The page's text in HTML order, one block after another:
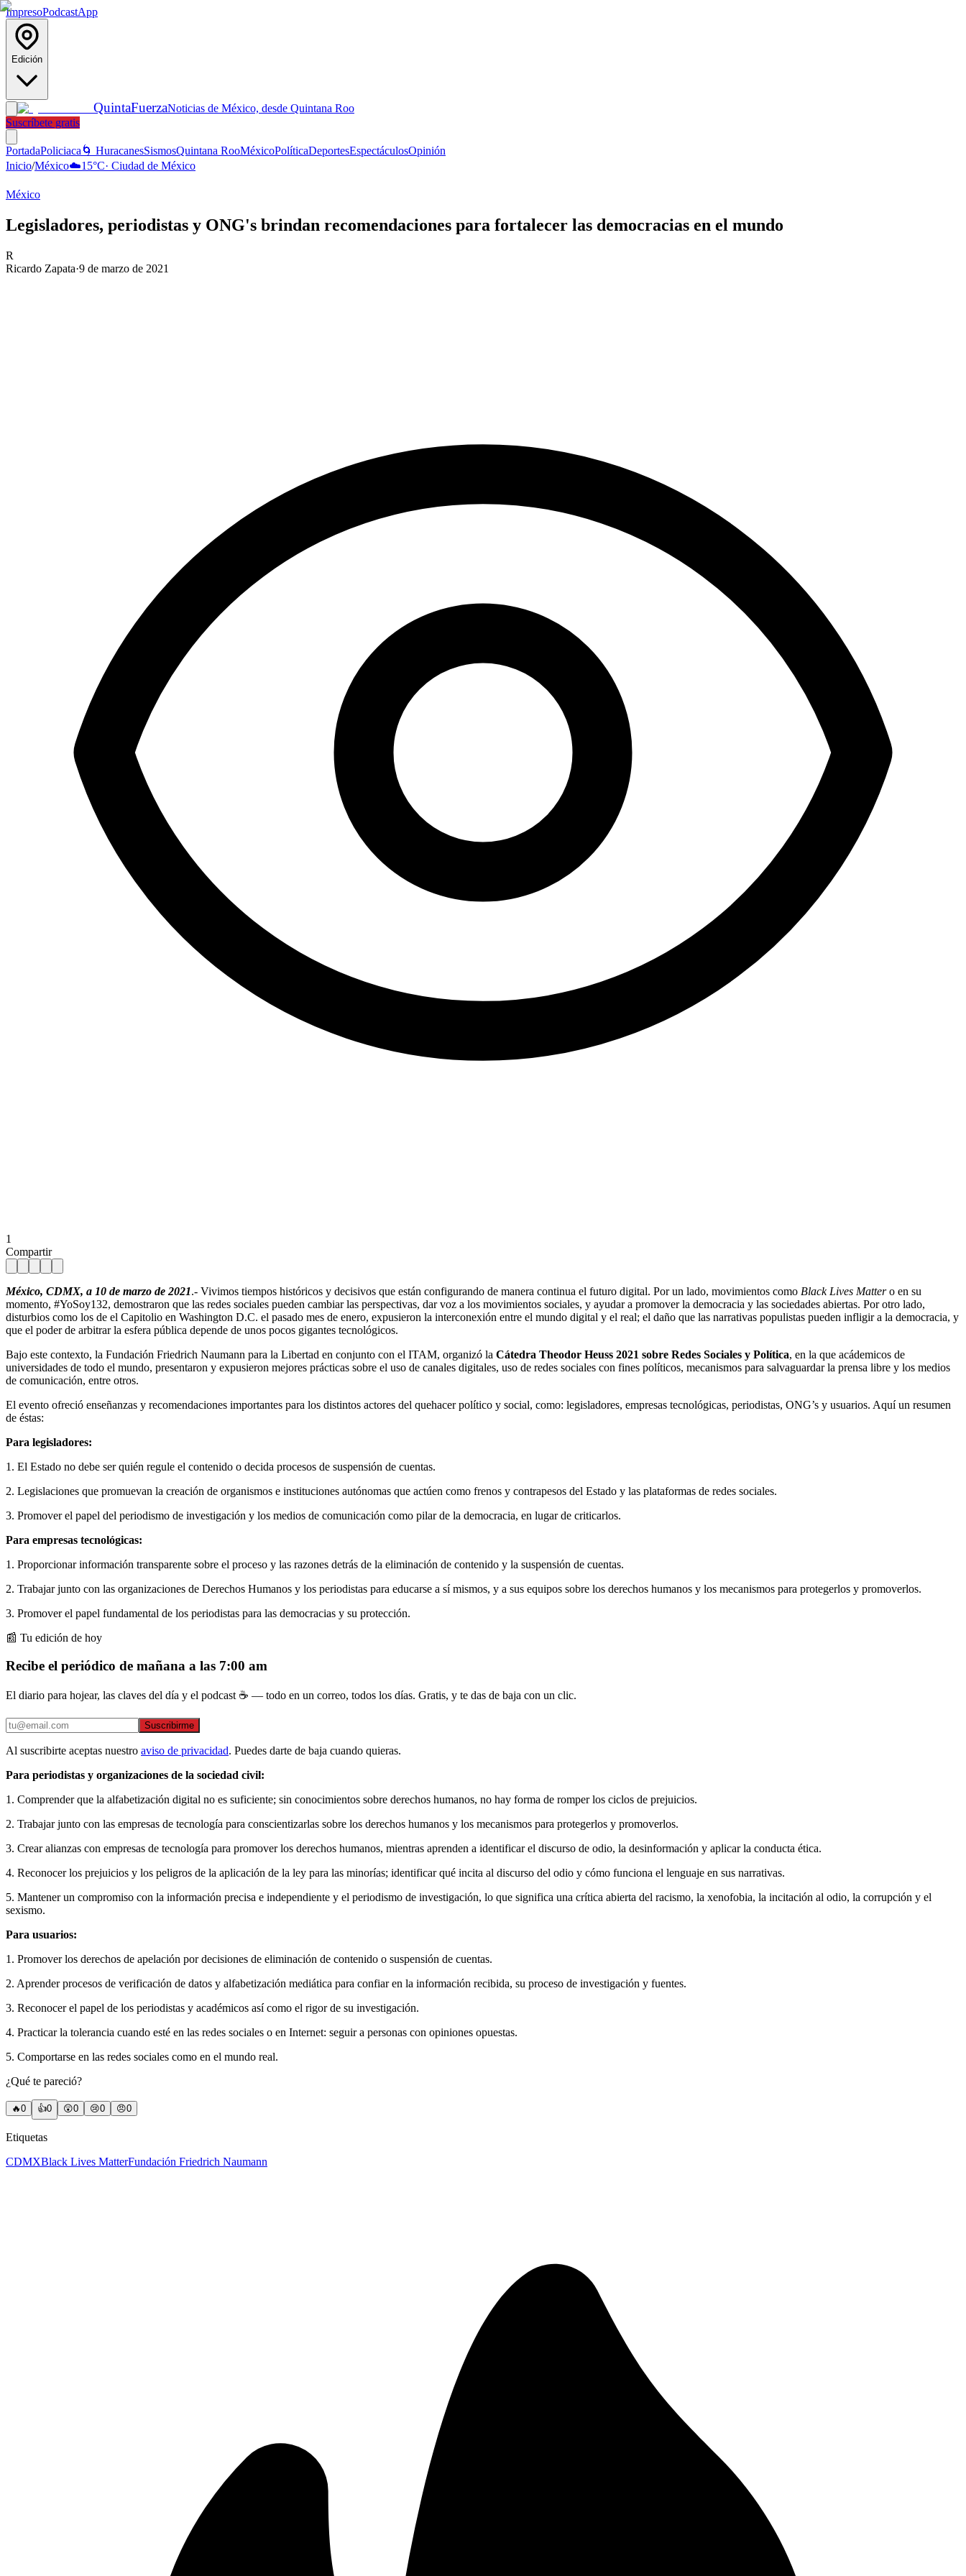
ImpresoPodcastApp
Edición
QuintaFuerzaNoticias de México, desde Quintana Roo
Suscríbete gratis
PortadaPoliciaca 🌀 HuracanesSismosQuintana RooMéxicoPolíticaDeportesEspectáculosOpinión
Inicio/México☁️15°C· Ciudad de México
México
Legisladores, periodistas y ONG's brindan recomendaciones para fortalecer las democracias en el mundo
R
Ricardo Zapata·9 de marzo de 2021
1
Compartir
México, CDMX, a 10 de marzo de 2021.- Vivimos tiempos históricos y decisivos que están configurando de manera continua el futuro digital. Por un lado, movimientos como Black Lives Mattero en su
momento, #YoSoy132, demostraron que las redes sociales pueden cambiar las perspectivas, dar voz a los movimientos sociales, y ayudar a promover la democracia y las sociedades abiertas. Por otro lado,
disturbios como los de el Capitolio en Washington D.C. el pasado mes de enero, expusieron la interconexión entre el mundo digital y el real; el daño que las narrativas populistas pueden infligir a la democracia, y
que el poder de arbitrar la esfera pública depende de unos pocos gigantes tecnológicos.
Bajo este contexto, la Fundación Friedrich Naumann para la Libertad en conjunto con el ITAM, organizó la Cátedra Theodor Heuss 2021 sobre Redes Sociales y Política, en la que acádemicos de
universidades de todo el mundo, presentaron y expusieron mejores prácticas sobre el uso de canales digitales, uso de redes sociales con fines políticos, mecanismos para salvaguardar la prensa libre y los medios
de comunicación, entre otros.
El evento ofreció enseñanzas y recomendaciones importantes para los distintos actores del quehacer político y social, como: legisladores, empresas tecnológicas, periodistas, ONG’s y usuarios. Aquí un resumen
de éstas:
Para legisladores:
1. El Estado no debe ser quién regule el contenido o decida procesos de suspensión de cuentas.
2. Legislaciones que promuevan la creación de organismos e instituciones autónomas que actúen como frenos y contrapesos del Estado y las plataformas de redes sociales.
3. Promover el papel del periodismo de investigación y los medios de comunicación como pilar de la democracia, en lugar de criticarlos.
Para empresas tecnológicas:
1. Proporcionar información transparente sobre el proceso y las razones detrás de la eliminación de contenido y la suspensión de cuentas.
2. Trabajar junto con las organizaciones de Derechos Humanos y los periodistas para educarse a sí mismos, y a sus equipos sobre los derechos humanos y los mecanismos para protegerlos y promoverlos.
3. Promover el papel fundamental de los periodistas para las democracias y su protección.
📰 Tu edición de hoy
Recibe el periódico de mañana a las 7:00 am
El diario para hojear, las claves del día y el podcast ☕ — todo en un correo, todos los días. Gratis, y te das de baja con un clic.
Suscribirme
Al suscribirte aceptas nuestro aviso de privacidad. Puedes darte de baja cuando quieras.
Para periodistas y organizaciones de la sociedad civil:
1. Comprender que la alfabetización digital no es suficiente; sin conocimientos sobre derechos humanos, no hay forma de romper los ciclos de prejuicios.
2. Trabajar junto con las empresas de tecnología para conscientizarlas sobre los derechos humanos y los mecanismos para protegerlos y promoverlos.
3. Crear alianzas con empresas de tecnología para promover los derechos humanos, mientras aprenden a identificar el discurso de odio, la desinformación y aplicar la conducta ética.
4. Reconocer los prejuicios y los peligros de la aplicación de la ley para las minorías; identificar qué incita al discurso del odio y cómo funciona el lenguaje en sus narrativas.
5. Mantener un compromiso con la información precisa e independiente y el periodismo de investigación, lo que significa una crítica abierta del racismo, la xenofobia, la incitación al odio, la corrupción y el
sexismo.
Para usuarios:
1. Promover los derechos de apelación por decisiones de eliminación de contenido o suspensión de cuentas.
2. Aprender procesos de verificación de datos y alfabetización mediática para confiar en la información recibida, su proceso de investigación y fuentes.
3. Reconocer el papel de los periodistas y académicos así como el rigor de su investigación.
4. Practicar la tolerancia cuando esté en las redes sociales o en Internet: seguir a personas con opiniones opuestas.
5. Comportarse en las redes sociales como en el mundo real.
¿Qué te pareció?
🔥0 👍0 😲0 😢0 😠0
Etiquetas
CDMXBlack Lives MatterFundación Friedrich Naumann